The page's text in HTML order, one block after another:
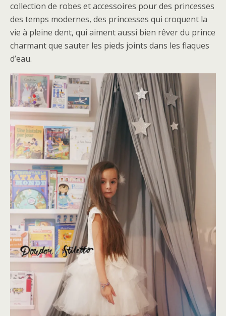
collection de robes et accessoires pour des princesses
des temps modernes, des princesses qui croquent la
vie à pleine dent, qui aiment aussi bien rêver du prince
charmant que sauter les pieds joints dans les flaques
d’eau.